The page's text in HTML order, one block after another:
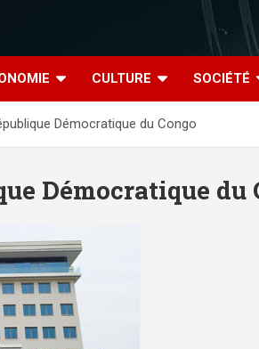
CULTURE SOCIÉTÉ
Démocratique du Congo
Démocratique du